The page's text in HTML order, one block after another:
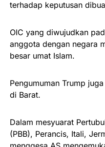
terhadap keputusan
OIC yang diwujudkan
anggota dengan negara
besar umat Islam.
Pengumuman Trump
di Barat.
Dalam mesyuarat
(PBB), Perancis, Itali,